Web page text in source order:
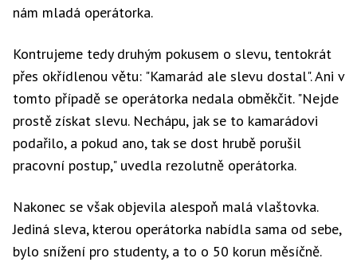
nám mladá operátorka.
Kontrujeme tedy druhým pokusem o slevu, tentokrát
přes okřídlenou větu: "Kamarád ale slevu dostal". Ani v
tomto případě se operátorka nedala obměkčit. "Nejde
prostě získat slevu. Nechápu, jak se to kamarádovi
podařilo, a pokud ano, tak se dost hrubě porušil
pracovní postup," uvedla rezolutně operátorka.
Nakonec se však objevila alespoň malá vlaštovka.
Jediná sleva, kterou operátorka nabídla sama od sebe,
bylo snížení pro studenty, a to o 50 korun měsíčně.